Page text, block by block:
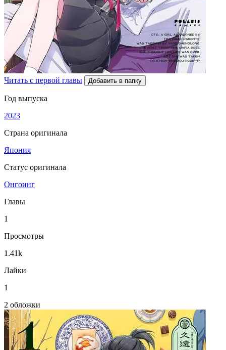
Читать с первой главы Добавить в папку
Год выпуска
2023
Страна оригинала
Япония
Статус оригинала
Онгоинг
Главы
1
Просмотры
1.41k
Лайки
1
2 обложки